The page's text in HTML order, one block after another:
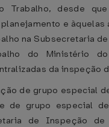
Trabalho, desde
e àquelas
na Subsecretaria
do Ministério
da inspeção
de grupo especial
de grupo especial
de Inspeção de